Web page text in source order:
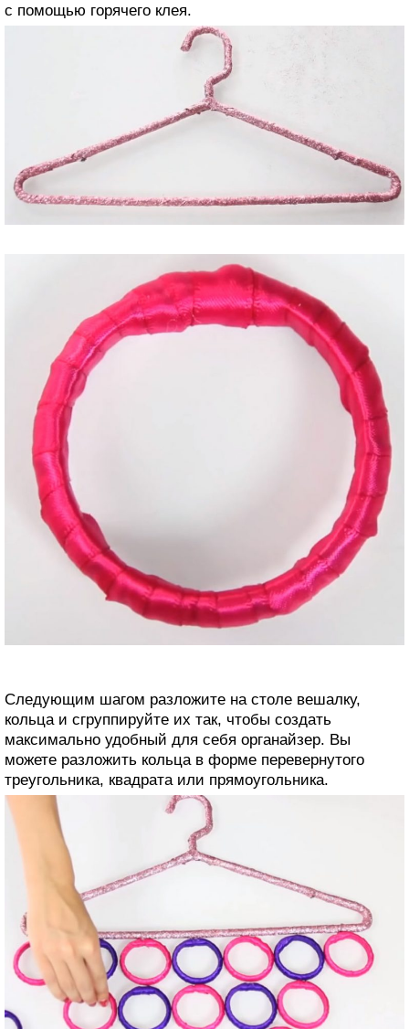
с помощью горячего клея.
Следующим шагом разложите на столе вешалку,
кольца и сгруппируйте их так, чтобы создать
максимально удобный для себя органайзер. Вы
можете разложить кольца в форме перевернутого
треугольника, квадрата или прямоугольника.